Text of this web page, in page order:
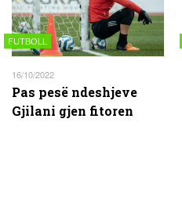
FUTBOLL
16/10/2022
Pas pesë ndeshjeve
Gjilani gjen fitoren